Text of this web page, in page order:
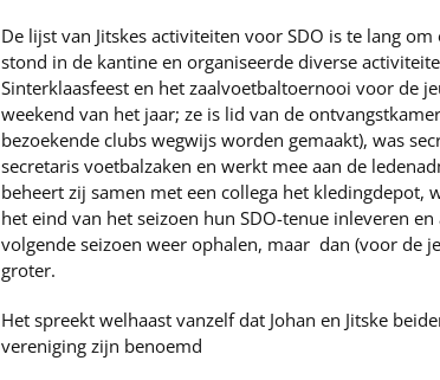
De lijst van Jitskes activiteiten voor SDO is te lang
stond in de kantine en organiseerde diverse
Sinterklaasfeest en het zaalvoetbaltoernooi voor de
weekend van het jaar; ze is lid van de
bezoekende clubs wegwijs worden gemaakt), was
secretaris voetbalzaken en werkt mee aan de
beheert zij samen met een collega het kledingdepot,
het eind van het seizoen hun SDO-tenue inleveren
volgende seizoen weer ophalen, maar dan (voor de
groter.
Het spreekt welhaast vanzelf dat Johan en Jitske
vereniging zijn benoemd